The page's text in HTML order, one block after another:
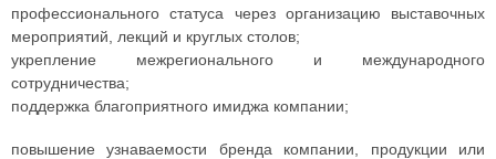
профессионального статуса через организацию выставочных
мероприятий, лекций и круглых столов;
укрепление межрегионального и международного
сотрудничества;
поддержка благоприятного имиджа компании;
повышение узнаваемости бренда компании, продукции или